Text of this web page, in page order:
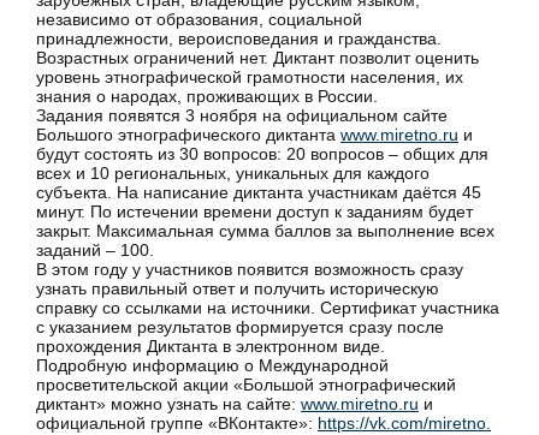
независимо от образования, социальной
принадлежности, вероисповедания и гражданства.
Возрастных ограничений нет. Диктант позволит оценить
уровень этнографической грамотности населения, их
знания о народах, проживающих в России.
Задания появятся 3 ноября на официальном сайте
Большого этнографического диктанта www.miretno.ru и
будут состоять из 30 вопросов: 20 вопросов – общих для
всех и 10 региональных, уникальных для каждого
субъекта. На написание диктанта участникам даётся 45
минут. По истечении времени доступ к заданиям будет
закрыт. Максимальная сумма баллов за выполнение всех
заданий – 100.
В этом году у участников появится возможность сразу
узнать правильный ответ и получить историческую
справку со ссылками на источники. Сертификат участника
с указанием результатов формируется сразу после
прохождения Диктанта в электронном виде.
Подробную информацию о Международной
просветительской акции «Большой этнографический
диктант» можно узнать на сайте: www.miretno.ru и
официальной группе «ВКонтакте»: https://vk.com/miretno.